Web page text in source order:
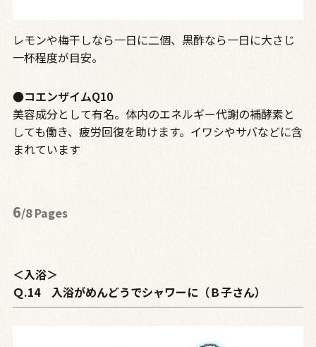
レモンや梅干しなら一日に二個、黒酢なら一日に大さじ
一杯程度が目安。
●コエンザイムQ10
美容成分として有名。体内のエネルギー代謝の補酵素と
しても働き、疲労回復を助けます。イワシやサバなどに含
まれています
6/8 Pages
＜入浴＞
Ｑ.14 入浴がめんどうでシャワーに（Ｂ子さん）